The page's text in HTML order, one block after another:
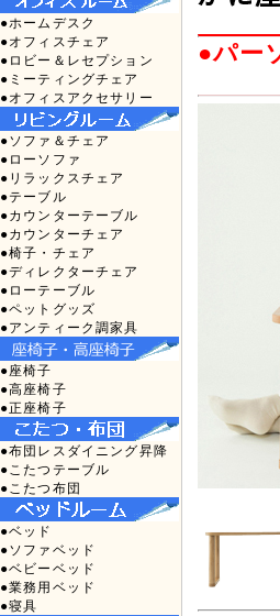
●ホームデスク
●オフィスチェア
●ロビー＆レセプション
●ミーティングチェア
●オフィスアクセサリー
●ソファ＆チェア
●ローソファ
●リラックスチェア
●テーブル
●カウンターテーブル
●カウンターチェア
●椅子・チェア
●ディレクターチェア
●ローテーブル
●ペットグッズ
●アンティーク調家具
●座椅子
●高座椅子
●正座椅子
●布団レスダイニング昇降
●こたつテーブル
●こたつ布団
●ベッド
●ソファベッド
●ベビーベッド
●業務用ベッド
●寝具
●パー